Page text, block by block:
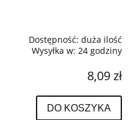
Dostępność: duża ilość
Wysyłka w: 24 godziny
8,09 zł
DO KOSZYKA